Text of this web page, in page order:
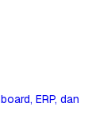
ERP, dan